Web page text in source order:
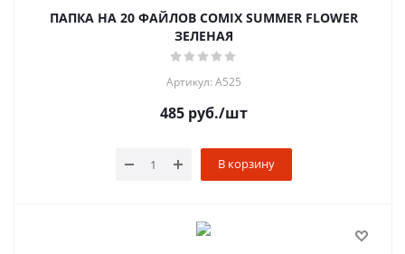
ПАПКА НА 20 ФАЙЛОВ COMIX SUMMER FLOWER
ЗЕЛЕНАЯ
Артикул: A525
485руб./шт
В корзину